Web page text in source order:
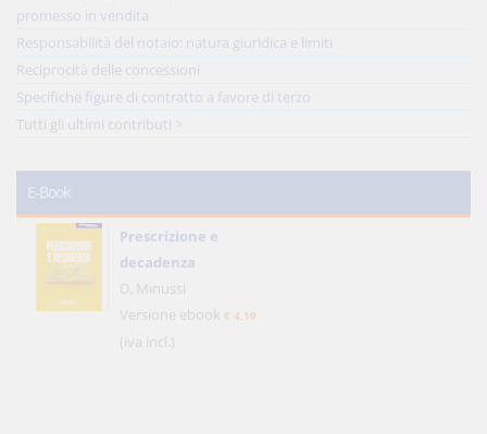
promesso in vendita
Responsabilità del notaio: natura giuridica e limiti
Reciprocità delle concessioni
Specifiche figure di contratto a favore di terzo
Tutti gli ultimi contributi >
E-Book
Prescrizione e
decadenza
D. Minussi
Versione ebook € 4,19
(iva incl.)